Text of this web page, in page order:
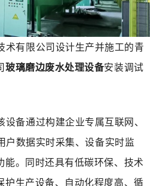
术有限公司设计生产并施工的青
玻璃磨边废水处理设备安装调试
设备通过构建企业专属互联网、
户数据实时采集、设备实时监
。同时还具有低碳环保、 技术
护生产设备、自动化程度高、循